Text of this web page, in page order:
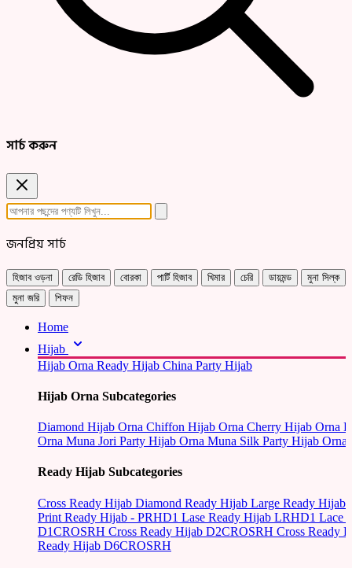
সার্চ করুন
জনপ্রিয় সার্চ
হিজাব ওড়না রেডি হিজাব বোরকা পার্টি হিজাব খিমার চেরি ডায়মন্ড
মুনা সিল্ক
মুনা জরি
শিফন
Home
Hijab
Hijab Orna Ready Hijab China Party Hijab
Hijab Orna Subcategories
Diamond Hijab Orna Chiffon Hijab Orna Cherry Hijab Orna
Orna Muna Jori Party Hijab Orna Muna Silk Party Hijab Orna
Ready Hijab Subcategories
Cross Ready Hijab Diamond Ready Hijab Large Ready Hijab
Print Ready Hijab - PRHD1 Lase Ready Hijab LRHD1 Lace
D1CROSRH Cross Ready Hijab D2CROSRH Cross Ready
Ready Hijab D6CROSRH